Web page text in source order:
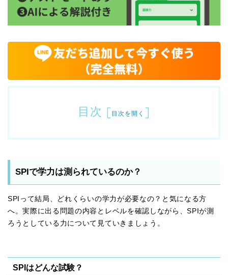
目次 [ 目次を開く ]
SPIで学力は測られているのか？
SPIって結局、どれくらいの学力が必要なの？と気になる方
へ。実際に出る問題の内容とレベルを確認しながら、SPIが測
ろうとしている力について見ていきましょう。
SPIはどんな試験？